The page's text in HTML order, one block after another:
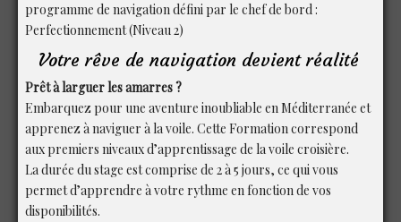
programme de navigation défini par le chef de bord :
Perfectionnement (Niveau 2)
Votre rêve de navigation devient réalité
Prêt à larguer les amarres ?
Embarquez pour une aventure inoubliable en Méditerranée et
apprenez à naviguer à la voile. Cette Formation correspond
aux premiers niveaux d’apprentissage de la voile croisière.
La durée du stage est comprise de 2 à 5 jours, ce qui vous
permet d’apprendre à votre rythme en fonction de vos
disponibilités.